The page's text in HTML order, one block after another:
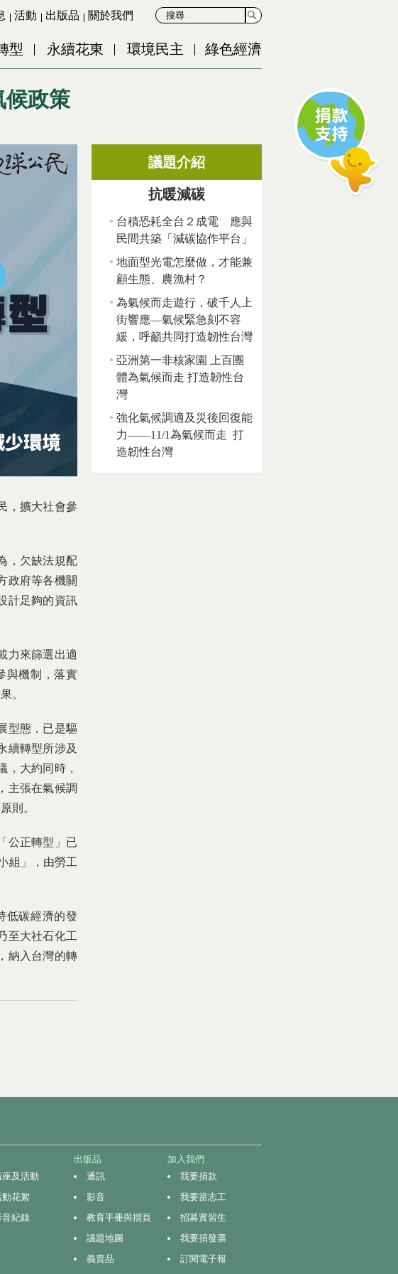
活動 出版品 關於我們
型 永續花東 環境民主 綠色經濟
政策
，擴大社會參
，欠缺法規配
政府等各機關
計足夠的資訊
力來篩選出適
與機制，落實
。
型態，已是驅
續轉型所涉及
，大約同時，
主張在氣候調
則。
公正轉型」已
組」，由勞工
低碳經濟的發
至大社石化工
納入台灣的轉
議題介紹
抗暖減碳
台積恐耗全台２成電 應與
民間共築「減碳協作平台」
地面型光電怎麼做，才能兼
顧生態、農漁村？
為氣候而走遊行，破千人上
街響應—氣候緊急刻不容
緩，呼籲共同打造韌性台灣
亞洲第一非核家園 上百團
體為氣候而走 打造韌性台
灣
強化氣候調適及災後回復能
力——11/1為氣候而走 打
造韌性台灣
座及活動
動花絮
音紀錄
出版品
通訊
影音
教育手冊與摺頁
議題地圖
義賣品
加入我們
我要捐款
我要當志工
招募實習生
我要捐發票
訂閱電子報